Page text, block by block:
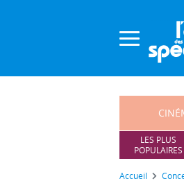
LES PLUS
POPULAIRES
Accueil